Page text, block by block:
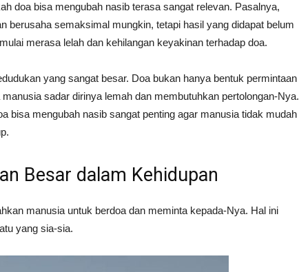
doa bisa mengubah nasib terasa sangat relevan. Pasalnya,
berusaha semaksimal mungkin, tetapi hasil yang didapat belum
merasa lelah dan kehilangan keyakinan terhadap doa.
yang sangat besar. Doa bukan hanya bentuk permintaan
sadar dirinya lemah dan membutuhkan pertolongan-Nya.
bisa mengubah nasib sangat penting agar manusia tidak mudah
Besar dalam Kehidupan
manusia untuk berdoa dan meminta kepada-Nya. Hal ini
yang sia-sia.